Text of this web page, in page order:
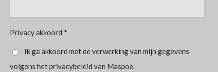
Privacy akkoord *
Ik ga akkoord met de verwerking van mijn gegevens
volgens het privacybeleid van Maspoe.